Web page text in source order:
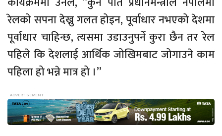
रेलको सपना देख्नु गलत होइन, पूर्वाधार नभएको देशमा
पूर्वाधार चाहिन्छ, त्यसमा उडाउनुपर्ने कुरा छैन तर रेल
पहिले कि देशलाई आर्थिक जोखिमबाट जोगाउने काम
पहिला हो भन्ने मात्र हो ।”